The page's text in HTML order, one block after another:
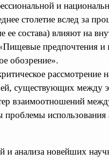
и
столетие вслед за
состава) влияют на
предпочтения
обозрение».
рассмотрение
существующих
взаимоотношений
и анализа новейших